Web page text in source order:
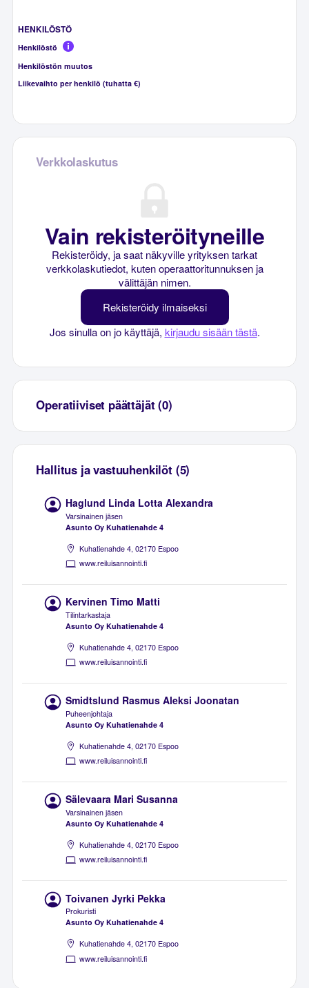
HENKILÖSTÖ
Henkilöstö
Henkilöstön muutos
Liikevaihto per henkilö (tuhatta €)
Verkkolaskutus
Vain rekisteröityneille
Rekisteröidy, ja saat näkyville yrityksen tarkat
verkkolaskutiedot, kuten operaattoritunnuksen ja
välittäjän nimen.
Rekisteröidy ilmaiseksi
Jos sinulla on jo käyttäjä, kirjaudu sisään tästä.
Operatiiviset päättäjät (0)
Hallitus ja vastuuhenkilöt (5)
Haglund Linda Lotta Alexandra
Varsinainen jäsen
Asunto Oy Kuhatienahde 4
Kuhatienahde 4, 02170 Espoo
www.reiluisannointi.fi
Kervinen Timo Matti
Tilintarkastaja
Asunto Oy Kuhatienahde 4
Kuhatienahde 4, 02170 Espoo
www.reiluisannointi.fi
Smidtslund Rasmus Aleksi Joonatan
Puheenjohtaja
Asunto Oy Kuhatienahde 4
Kuhatienahde 4, 02170 Espoo
www.reiluisannointi.fi
Sälevaara Mari Susanna
Varsinainen jäsen
Asunto Oy Kuhatienahde 4
Kuhatienahde 4, 02170 Espoo
www.reiluisannointi.fi
Toivanen Jyrki Pekka
Prokuristi
Asunto Oy Kuhatienahde 4
Kuhatienahde 4, 02170 Espoo
www.reiluisannointi.fi